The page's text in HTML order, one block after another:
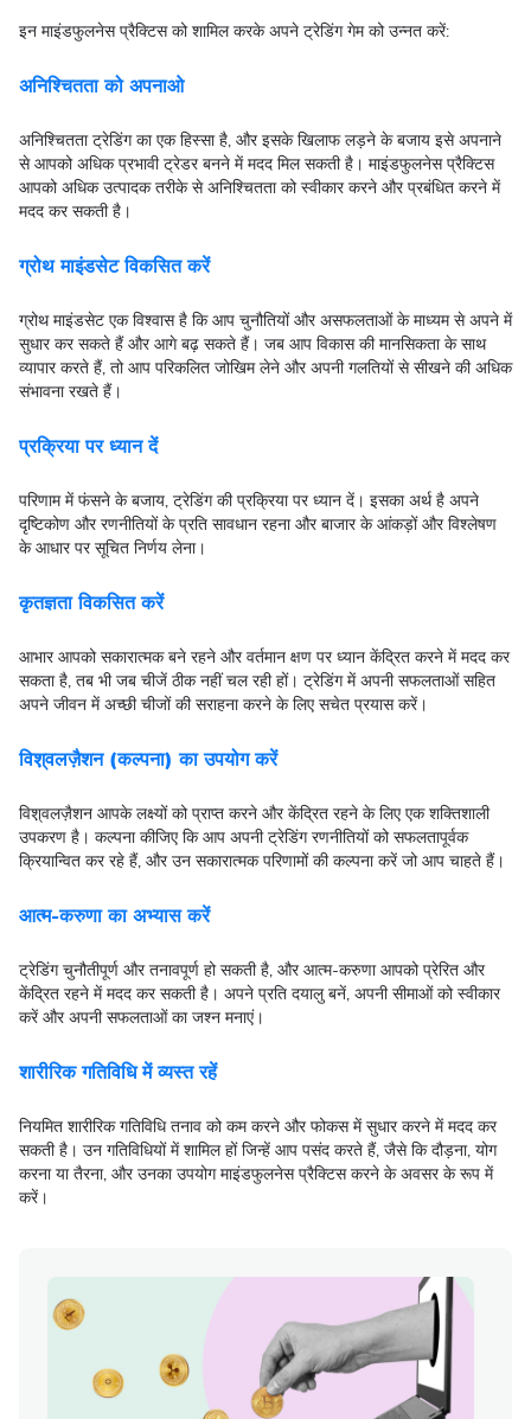
इन माइंडफुलनेस प्रैक्टिस को शामिल करके अपने ट्रेडिंग गेम को उन्नत करें:
अनिश्चितता को अपनाओ
अनिश्चितता ट्रेडिंग का एक हिस्सा है, और इसके खिलाफ लड़ने के बजाय इसे अपनाने
से आपको अधिक प्रभावी ट्रेडर बनने में मदद मिल सकती है। माइंडफुलनेस प्रैक्टिस
आपको अधिक उत्पादक तरीके से अनिश्चितता को स्वीकार करने और प्रबंधित करने में
मदद कर सकती है।
ग्रोथ माइंडसेट विकसित करें
ग्रोथ माइंडसेट एक विश्वास है कि आप चुनौतियों और असफलताओं के माध्यम से अपने में
सुधार कर सकते हैं और आगे बढ़ सकते हैं। जब आप विकास की मानसिकता के साथ
व्यापार करते हैं, तो आप परिकलित जोखिम लेने और अपनी गलतियों से सीखने की अधिक
संभावना रखते हैं।
प्रक्रिया पर ध्यान दें
परिणाम में फंसने के बजाय, ट्रेडिंग की प्रक्रिया पर ध्यान दें। इसका अर्थ है अपने
दृष्टिकोण और रणनीतियों के प्रति सावधान रहना और बाजार के आंकड़ों और विश्लेषण
के आधार पर सूचित निर्णय लेना।
कृतज्ञता विकसित करें
आभार आपको सकारात्मक बने रहने और वर्तमान क्षण पर ध्यान केंद्रित करने में मदद कर
सकता है, तब भी जब चीजें ठीक नहीं चल रही हों। ट्रेडिंग में अपनी सफलताओं सहित
अपने जीवन में अच्छी चीजों की सराहना करने के लिए सचेत प्रयास करें।
विश़्वलज़ैशन (कल्पना) का उपयोग करें
विश़्वलज़ैशन आपके लक्ष्यों को प्राप्त करने और केंद्रित रहने के लिए एक शक्तिशाली
उपकरण है। कल्पना कीजिए कि आप अपनी ट्रेडिंग रणनीतियों को सफलतापूर्वक
क्रियान्वित कर रहे हैं, और उन सकारात्मक परिणामों की कल्पना करें जो आप चाहते हैं।
आत्म-करुणा का अभ्यास करें
ट्रेडिंग चुनौतीपूर्ण और तनावपूर्ण हो सकती है, और आत्म-करुणा आपको प्रेरित और
केंद्रित रहने में मदद कर सकती है। अपने प्रति दयालु बनें, अपनी सीमाओं को स्वीकार
करें और अपनी सफलताओं का जश्न मनाएं।
शारीरिक गतिविधि में व्यस्त रहें
नियमित शारीरिक गतिविधि तनाव को कम करने और फोकस में सुधार करने में मदद कर
सकती है। उन गतिविधियों में शामिल हों जिन्हें आप पसंद करते हैं, जैसे कि दौड़ना, योग
करना या तैरना, और उनका उपयोग माइंडफुलनेस प्रैक्टिस करने के अवसर के रूप में
करें।